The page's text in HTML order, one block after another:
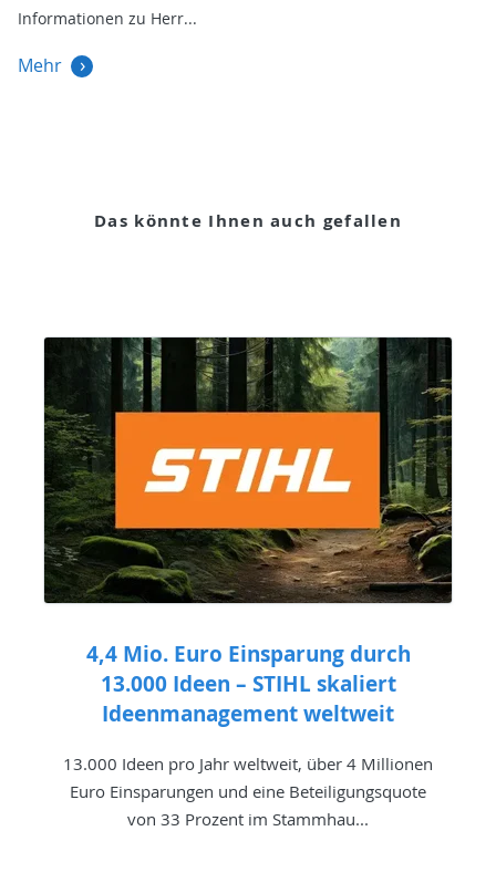
Informationen zu Herr
Mehr
Das könnte Ihnen auch gefallen
4,4 Mio. Euro Einsparung durch
13.000 Ideen – STIHL skaliert
Ideenmanagement weltweit
13.000 Ideen pro Jahr weltweit, über 4 Millionen
Euro Einsparungen und eine Beteiligungsquote
von 33 Prozent im Stammhau...